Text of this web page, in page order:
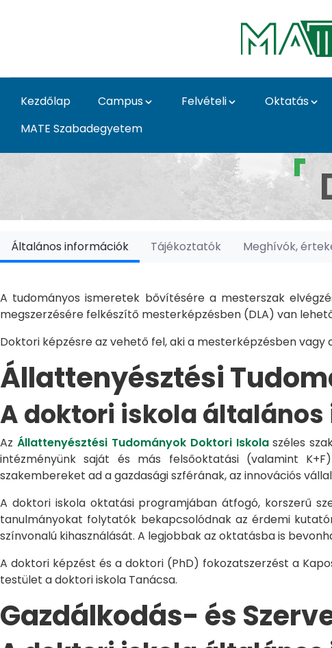
Kezdőlap Campus Felvételi Oktatás
MATE Szabadegyetem
Doktori Iskolák -
Általános információk Tájékoztatók Meghívók,
A tudományos ismeretek bővítésére a mesterszak
megszerzésére felkészítő mesterképzésben (DLA) van
Doktori képzésre az vehető fel, aki a mesterképzésben
Állattenyésztési
A doktori iskola
Az Állattenyésztési Tudományok Doktori Iskolaszéles
intézményünk saját és más felsőoktatási (valamint
szakembereket ad a gazdasági szférának, az innovációs
A doktori iskola oktatási programjában átfogó, korszerű
tanulmányokat folytatók bekapcsolódnak az érdemi
színvonalú kihasználását. A legjobbak az oktatásba is
A doktori képzést és a doktori (PhD) fokozatszerzést a
testület a doktori iskola Tanácsa.
Gazdálkodás- és